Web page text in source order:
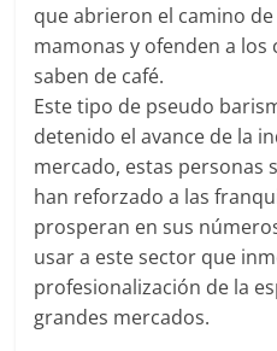
que abrieron el camino
mamonas y ofenden a
saben de café.
Este tipo de pseudo
detenido el avance de la
mercado, estas personas
han reforzado a las
prosperan en sus
usar a este sector que
profesionalización de la
grandes mercados.